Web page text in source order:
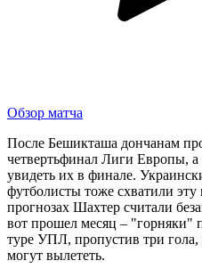
Обзор матча
После Бешикташа дончанам
четвертьфинал Лиги Европы,
увидеть их в финале.
футболисты тоже схватили
прогнозах Шахтер считали
вот прошел месяц – "горняки"
туре УПЛ, пропустив три
могут вылететь.